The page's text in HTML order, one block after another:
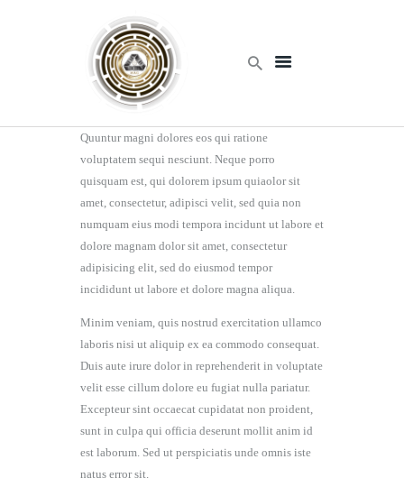
Products
Services
About Us
Contact Us
Quuntur magni dolores eos qui ratione
voluptatem sequi nesciunt. Neque porro
quisquam est, qui dolorem ipsum quiaolor sit
amet, consectetur, adipisci velit, sed quia non
numquam eius modi tempora incidunt ut labore et
dolore magnam dolor sit amet, consectetur
adipisicing elit, sed do eiusmod tempor
incididunt ut labore et dolore magna aliqua.
Minim veniam, quis nostrud exercitation ullamco
laboris nisi ut aliquip ex ea commodo consequat.
Duis aute irure dolor in reprehenderit in voluptate
velit esse cillum dolore eu fugiat nulla pariatur.
Excepteur sint occaecat cupidatat non proident,
sunt in culpa qui officia deserunt mollit anim id
est laborum. Sed ut perspiciatis unde omnis iste
natus error sit.